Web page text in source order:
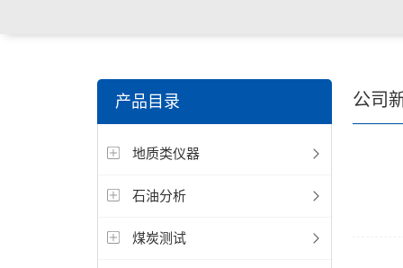
产品目录
地质类仪器
石油分析
煤炭测试
公司